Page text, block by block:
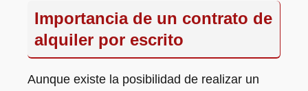
Importancia de un contrato de
alquiler por escrito
Aunque existe la posibilidad de realizar un